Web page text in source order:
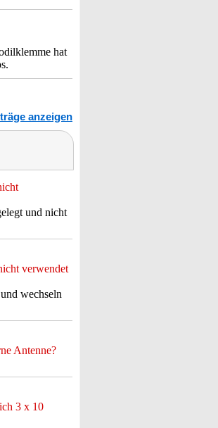
hat
anzeigen
und nicht
verwendet
wechseln
Antenne?
3 x 10